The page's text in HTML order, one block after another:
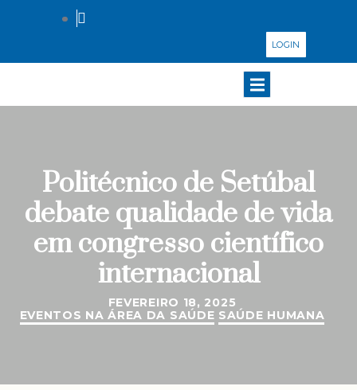
LOGIN
Politécnico de Setúbal
debate qualidade de vida
em congresso científico
internacional
FEVEREIRO 18, 2025
EVENTOS NA ÁREA DA SAÚDE SAÚDE HUMANA